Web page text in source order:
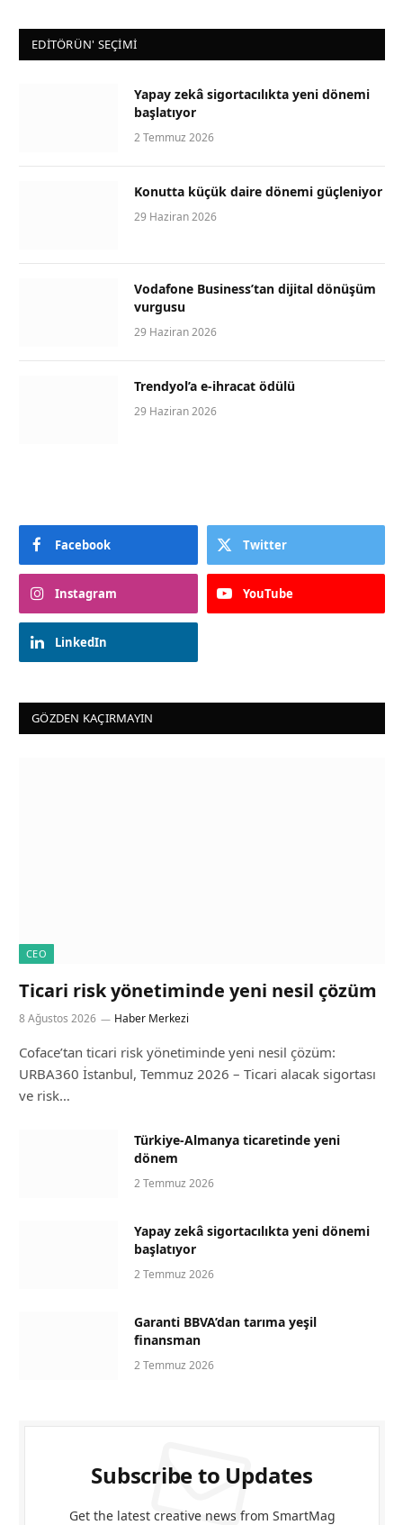
EDİTÖRÜN' SEÇİMİ
Yapay zekâ sigortacılıkta yeni dönemi
başlatıyor
2 Temmuz 2026
Konutta küçük daire dönemi güçleniyor
29 Haziran 2026
Vodafone Business’tan dijital dönüşüm
vurgusu
29 Haziran 2026
Trendyol’a e-ihracat ödülü
29 Haziran 2026
Facebook Twitter
Instagram YouTube
LinkedIn
GÖZDEN KAÇIRMAYIN
CEO
Ticari risk yönetiminde yeni nesil çözüm
8 Ağustos 2026 Haber Merkezi
Coface’tan ticari risk yönetiminde yeni nesil çözüm:
URBA360 İstanbul, Temmuz 2026 – Ticari alacak sigortası
ve risk…
Türkiye-Almanya ticaretinde yeni
dönem
2 Temmuz 2026
Yapay zekâ sigortacılıkta yeni dönemi
başlatıyor
2 Temmuz 2026
Garanti BBVA’dan tarıma yeşil
finansman
2 Temmuz 2026
Subscribe to Updates
Get the latest creative news from SmartMag